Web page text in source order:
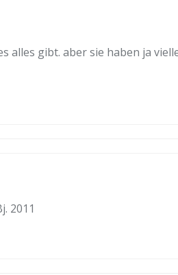
alles gibt. aber sie haben ja
2011